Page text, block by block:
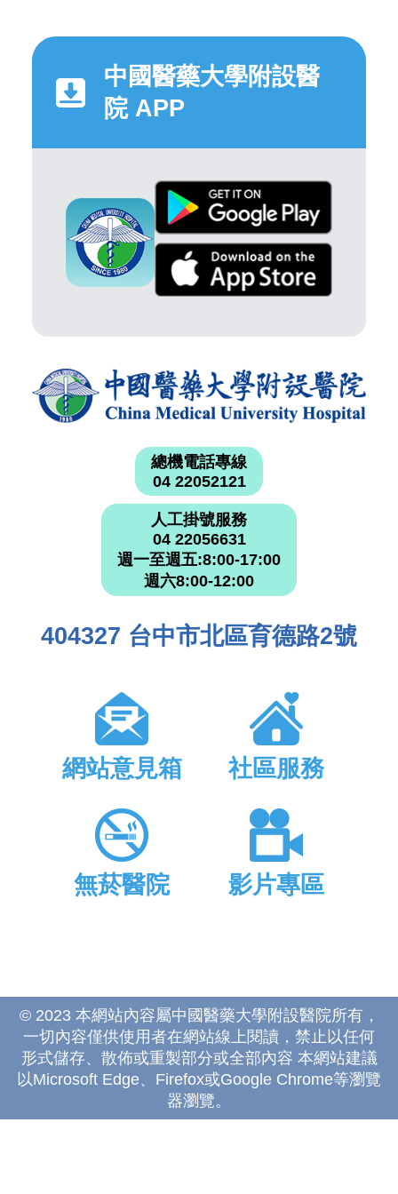
中國醫藥大學附設醫
院 APP
總機電話專線
04 22052121
人工掛號服務
04 22056631
週一至週五:8:00-17:00
週六8:00-12:00
404327 台中市北區育德路2號
網站意見箱 社區服務
無菸醫院 影片專區
© 2023 本網站內容屬中國醫藥大學附設醫院所有，
一切內容僅供使用者在網站線上閱讀，禁止以任何
形式儲存、散佈或重製部分或全部內容 本網站建議
以Microsoft Edge、Firefox或Google Chrome等瀏覽
器瀏覽。